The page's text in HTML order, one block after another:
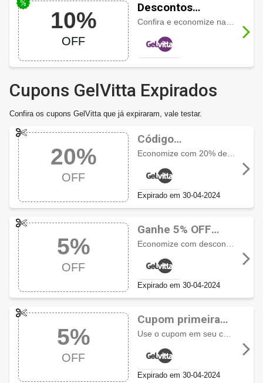
10%
OFF
Descontos
GelVitta com 10%
OFF em Vitaminas
Cupons GelVitta Expirados
Confira os cupons GelVitta que já expiraram, vale testar.
20%
OFF
Código
promocional
GelVitta com 20%
OFF
Expirado em 30-04-2024
5%
OFF
Ganhe 5% OFF
usando cupom
GelVitta
Expirado em 30-04-2024
5%
OFF
Cupom primeira
compra GelVitta
com 5% OFF
Expirado em 30-04-2024